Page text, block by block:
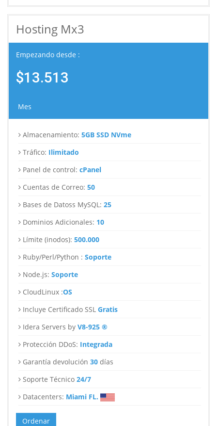
Hosting Mx3
Empezando desde :
$13.513
Mes
Almacenamiento: 5GB SSD NVme
Tráfico: Ilimitado
Panel de control: cPanel
Cuentas de Correo: 50
Bases de Datoss MySQL: 25
Dominios Adicionales: 10
Límite (inodos): 500.000
Ruby/Perl/Python : Soporte
Node.js: Soporte
CloudLinux :OS
Incluye Certificado SSL Gratis
Idera Servers by V8-925 ®
Protección DDoS: Integrada
Garantía devolución 30 días
Soporte Técnico 24/7
Datacenters: Miami FL.
Ordenar